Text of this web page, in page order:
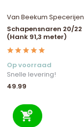
Van Beekum Specerijen
Schapensnaren 20/22
(Hank 91,3 meter)
Op voorraad
Snelle levering!
49.99